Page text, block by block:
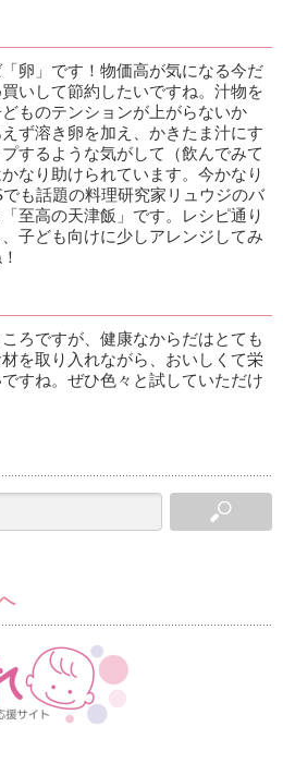
卵」です！物価高が気になる今だ
いして節約したいですね。汁物を
ものテンションが上がらないか
ず溶き卵を加え、かきたま汁にす
するような気がして（飲んでみて
なり助けられています。今かなり
も話題の料理研究家リュウジのバ
至高の天津飯」です。レシピ通り
子ども向けに少しアレンジしてみ
ろですが、健康なからだはとても
を取り入れながら、おいしくて栄
すね。ぜひ色々と試していただけ